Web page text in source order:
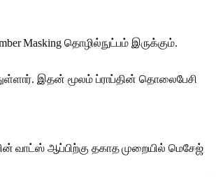
Masking தொழில்நுட்பம் இருக்கும்.
இதன் மூலம் ப்ராப்தின் தொலைபேசி
வாட்ஸ் ஆப்பிற்கு தகாத முறையில் மெசேஜ்